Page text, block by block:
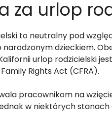
za urlop
to neutralny pod
narodzonym dzieckiem.
urlop rodzicielski
Rights Act (CFRA).
pracownikom na
w niektórych stanach